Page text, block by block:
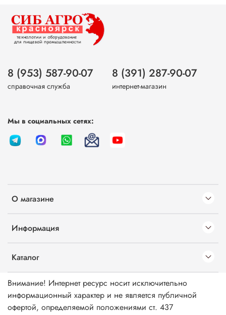
О магазине
Информация
Каталог
8 (953) 587-90-07
справочная служба
8 (391) 287-90-07
интернет-магазин
Мы в социальных сетях:
Внимание! Интернет ресурс носит исключительно
информационный характер и не является публичной
офертой, определяемой положениями ст. 437